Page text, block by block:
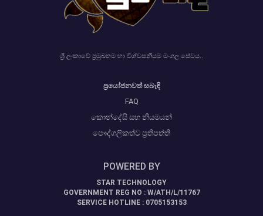
ශ්‍රී ලංකාවේ ප්‍රමුඛතම හා විශ්වසනීයම මංගල සේවය..
ප්‍රයෝජනවත් සබැඳි
FAQ
කොන්දේසි සහ නියමයන්
පෞද්ගලිකත්ව ප්‍රතිපත්ති
POWERED BY
STAR TECHNOLOGY
GOVERNMENT REG NO : W/ATH/L/11767
SERVICE HOTLINE : 0705153153